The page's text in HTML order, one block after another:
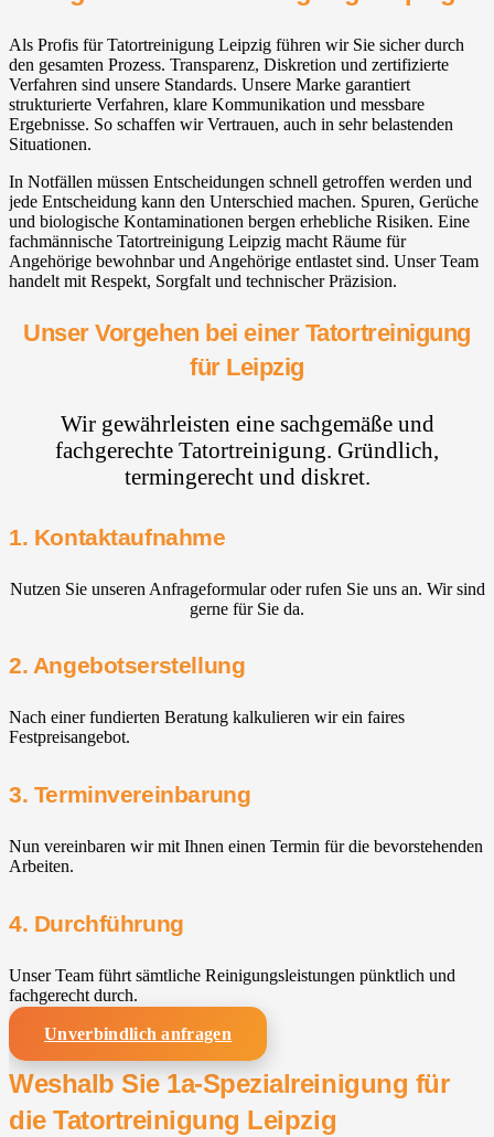
Als Profis für Tatortreinigung Leipzig führen wir Sie sicher durch
den gesamten Prozess. Transparenz, Diskretion und zertifizierte
Verfahren sind unsere Standards. Unsere Marke garantiert
strukturierte Verfahren, klare Kommunikation und messbare
Ergebnisse. So schaffen wir Vertrauen, auch in sehr belastenden
Situationen.
In Notfällen müssen Entscheidungen schnell getroffen werden und
jede Entscheidung kann den Unterschied machen. Spuren, Gerüche
und biologische Kontaminationen bergen erhebliche Risiken. Eine
fachmännische Tatortreinigung Leipzig macht Räume für
Angehörige bewohnbar und Angehörige entlastet sind. Unser Team
handelt mit Respekt, Sorgfalt und technischer Präzision.
Unser Vorgehen bei einer Tatortreinigung
für Leipzig
Wir gewährleisten eine sachgemäße und
fachgerechte Tatortreinigung. Gründlich,
termingerecht und diskret.
1. Kontaktaufnahme
Nutzen Sie unseren Anfrageformular oder rufen Sie uns an. Wir sind
gerne für Sie da.
2. Angebotserstellung
Nach einer fundierten Beratung kalkulieren wir ein faires
Festpreisangebot.
3. Terminvereinbarung
Nun vereinbaren wir mit Ihnen einen Termin für die bevorstehenden
Arbeiten.
4. Durchführung
Unser Team führt sämtliche Reinigungsleistungen pünktlich und
fachgerecht durch.
Unverbindlich anfragen
Weshalb Sie 1a-Spezialreinigung für
die Tatortreinigung Leipzig